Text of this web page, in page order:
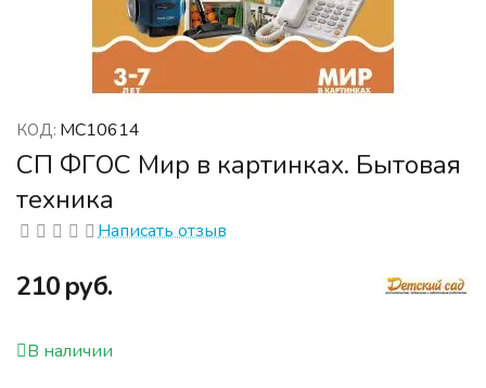
КОД: МС10614
СП ФГОС Мир в картинках. Бытовая
техника
Написать отзыв
‍210‍руб.
В наличии